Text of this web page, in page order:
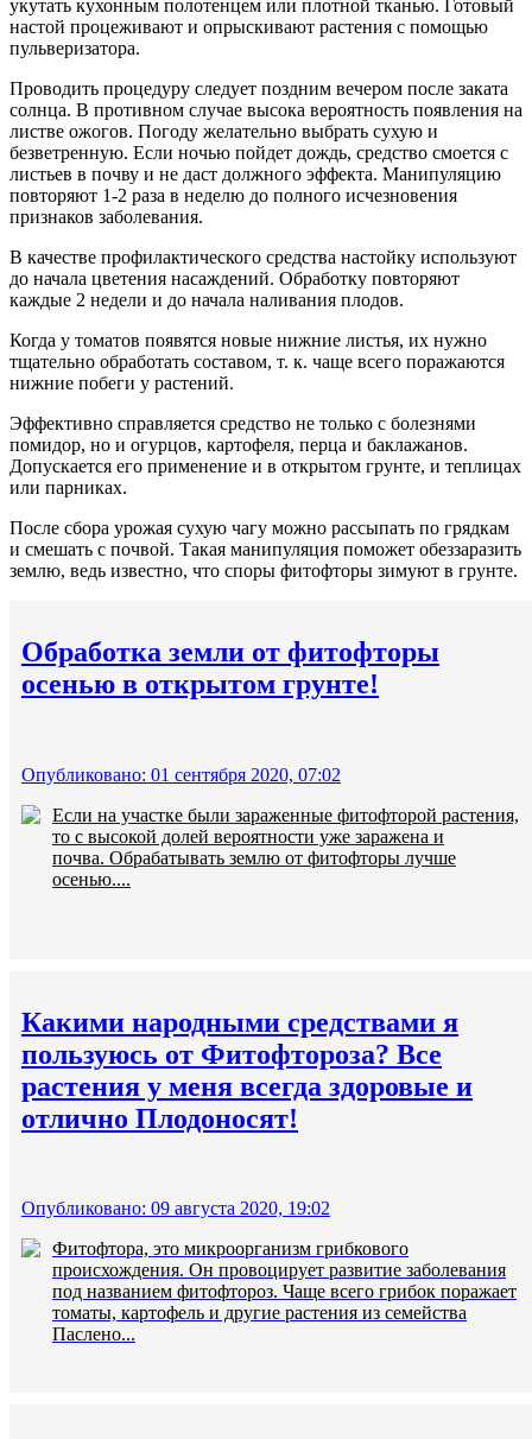
укутать кухонным полотенцем или плотной тканью. Готовый
настой процеживают и опрыскивают растения с помощью
пульверизатора.
Проводить процедуру следует поздним вечером после заката
солнца. В противном случае высока вероятность появления на
листве ожогов. Погоду желательно выбрать сухую и
безветренную. Если ночью пойдет дождь, средство смоется с
листьев в почву и не даст должного эффекта. Манипуляцию
повторяют 1-2 раза в неделю до полного исчезновения
признаков заболевания.
В качестве профилактического средства настойку используют
до начала цветения насаждений. Обработку повторяют
каждые 2 недели и до начала наливания плодов.
Когда у томатов появятся новые нижние листья, их нужно
тщательно обработать составом, т. к. чаще всего поражаются
нижние побеги у растений.
Эффективно справляется средство не только с болезнями
помидор, но и огурцов, картофеля, перца и баклажанов.
Допускается его применение и в открытом грунте, и теплицах
или парниках.
После сбора урожая сухую чагу можно рассыпать по грядкам
и смешать с почвой. Такая манипуляция поможет обеззаразить
землю, ведь известно, что споры фитофторы зимуют в грунте.
Обработка земли от фитофторы
осенью в открытом грунте!
Опубликовано: 01 сентября 2020, 07:02
Если на участке были зараженные фитофторой растения,
то с высокой долей вероятности уже заражена и
почва. Обрабатывать землю от фитофторы лучше
осенью....
Какими народными средствами я
пользуюсь от Фитофтороза? Все
растения у меня всегда здоровые и
отлично Плодоносят!
Опубликовано: 09 августа 2020, 19:02
Фитофтора, это микроорганизм грибкового
происхождения. Он провоцирует развитие заболевания
под названием фитофтороз. Чаще всего грибок поражает
томаты, картофель и другие растения из семейства
Паслено...